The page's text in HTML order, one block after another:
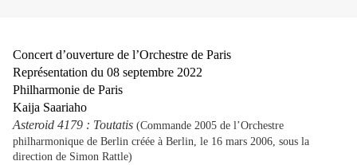
Concert d’ouverture de l’Orchestre de Paris
Représentation du 08 septembre 2022
Philharmonie de Paris
Kaija Saariaho
Asteroid 4179 : Toutatis (Commande 2005 de l’Orchestre
philharmonique de Berlin créée à Berlin, le 16 mars 2006, sous la
direction de Simon Rattle)